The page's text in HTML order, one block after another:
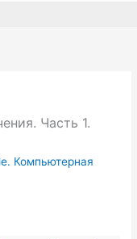
Часть 1.
Компьютерная